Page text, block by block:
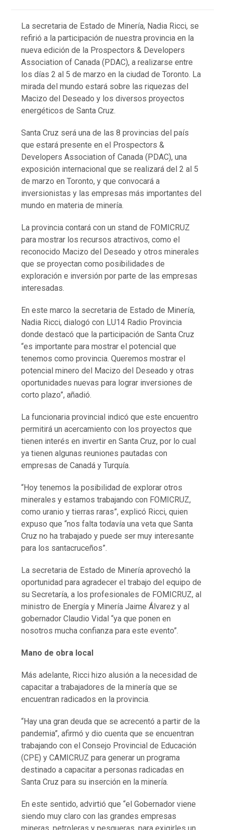
La secretaria de Estado de Minería, Nadia Ricci, se
refirió a la participación de nuestra provincia en la
nueva edición de la Prospectors & Developers
Association of Canada (PDAC), a realizarse entre
los días 2 al 5 de marzo en la ciudad de Toronto. La
mirada del mundo estará sobre las riquezas del
Macizo del Deseado y los diversos proyectos
energéticos de Santa Cruz.
Santa Cruz será una de las 8 provincias del país
que estará presente en el Prospectors &
Developers Association of Canada (PDAC), una
exposición internacional que se realizará del 2 al 5
de marzo en Toronto, y que convocará a
inversionistas y las empresas más importantes del
mundo en materia de minería.
La provincia contará con un stand de FOMICRUZ
para mostrar los recursos atractivos, como el
reconocido Macizo del Deseado y otros minerales
que se proyectan como posibilidades de
exploración e inversión por parte de las empresas
interesadas.
En este marco la secretaria de Estado de Minería,
Nadia Ricci, dialogó con LU14 Radio Provincia
donde destacó que la participación de Santa Cruz
“es importante para mostrar el potencial que
tenemos como provincia. Queremos mostrar el
potencial minero del Macizo del Deseado y otras
oportunidades nuevas para lograr inversiones de
corto plazo”, añadió.
La funcionaria provincial indicó que este encuentro
permitirá un acercamiento con los proyectos que
tienen interés en invertir en Santa Cruz, por lo cual
ya tienen algunas reuniones pautadas con
empresas de Canadá y Turquía.
“Hoy tenemos la posibilidad de explorar otros
minerales y estamos trabajando con FOMICRUZ,
como uranio y tierras raras”, explicó Ricci, quien
expuso que “nos falta todavía una veta que Santa
Cruz no ha trabajado y puede ser muy interesante
para los santacruceños”.
La secretaria de Estado de Minería aprovechó la
oportunidad para agradecer el trabajo del equipo de
su Secretaría, a los profesionales de FOMICRUZ, al
ministro de Energía y Minería Jaime Álvarez y al
gobernador Claudio Vidal “ya que ponen en
nosotros mucha confianza para este evento”.
Mano de obra local
Más adelante, Ricci hizo alusión a la necesidad de
capacitar a trabajadores de la minería que se
encuentran radicados en la provincia.
“Hay una gran deuda que se acrecentó a partir de la
pandemia”, afirmó y dio cuenta que se encuentran
trabajando con el Consejo Provincial de Educación
(CPE) y CAMICRUZ para generar un programa
destinado a capacitar a personas radicadas en
Santa Cruz para su inserción en la minería.
En este sentido, advirtió que “el Gobernador viene
siendo muy claro con las grandes empresas